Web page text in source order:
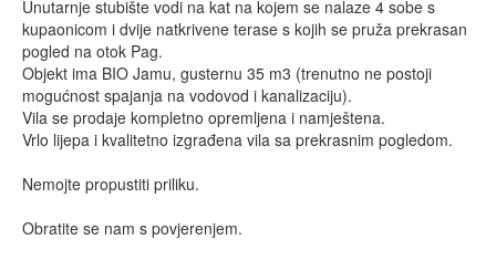
Unutarnje stubište vodi na kat na kojem se nalaze 4 sobe s
kupaonicom i dvije natkrivene terase s kojih se pruža prekrasan
pogled na otok Pag.
Objekt ima BIO Jamu, gusternu 35 m3 (trenutno ne postoji
mogućnost spajanja na vodovod i kanalizaciju).
Vila se prodaje kompletno opremljena i namještena.
Vrlo lijepa i kvalitetno izgrađena vila sa prekrasnim pogledom.
Nemojte propustiti priliku.
Obratite se nam s povjerenjem.